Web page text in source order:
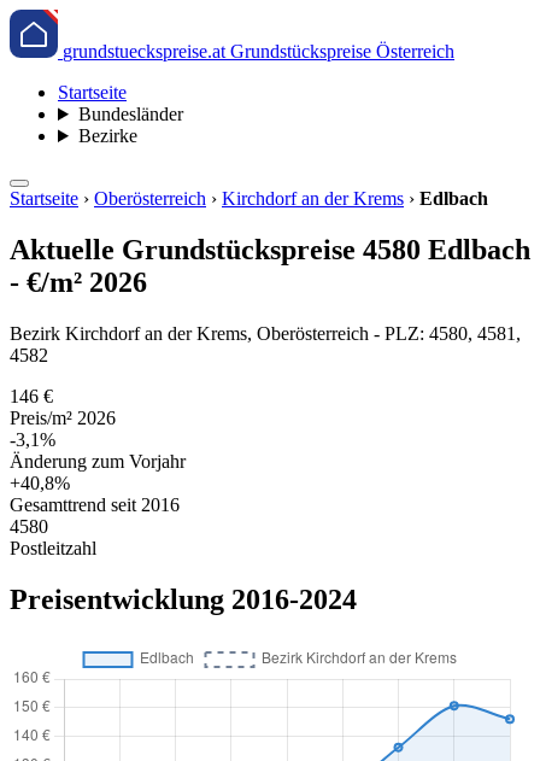
grundstueckspreise.at Grundstückspreise Österreich
Startseite
Bundesländer
Bezirke
Startseite › Oberösterreich › Kirchdorf an der Krems › Edlbach
Aktuelle Grundstückspreise 4580 Edlbach
- €/m² 2026
Bezirk Kirchdorf an der Krems, Oberösterreich - PLZ: 4580, 4581,
4582
146 €
Preis/m² 2026
-3,1%
Änderung zum Vorjahr
+40,8%
Gesamttrend seit 2016
4580
Postleitzahl
Preisentwicklung 2016-2024